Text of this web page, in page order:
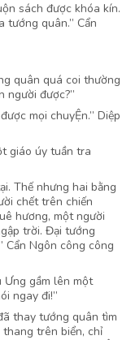
sách được khóa kín.
tướng quân.” Cẩn
quân quá coi thường
người được?”
mọi chuyỆn.” Diệp
giáo úy tuần tra
Thế nhưng hai bằng
chết trên chiến
hương, một người
trời. Đại tướng
Cẩn Ngôn công công
Ưng gầm lên một
ngay đi!”
thay tướng quân tìm
trên biển, chỉ